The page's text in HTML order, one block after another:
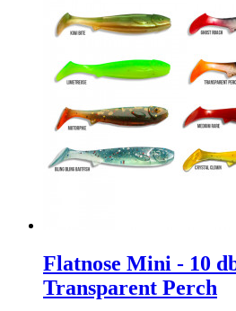
Flatnose Mini - 10
Transparent Perch